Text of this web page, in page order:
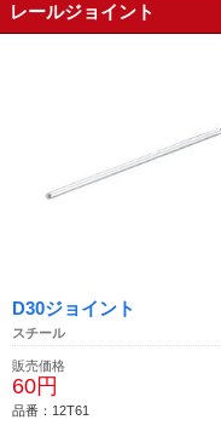
レールジョイント
D30ジョイント
スチール
販売価格
60円
品番：12T61